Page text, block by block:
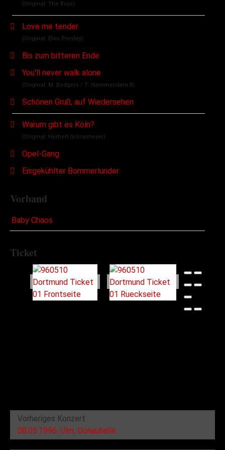
(Original: The Boys)
Love me tender
(Original: Elvis Presley)
Bis zum bitteren Ende
You'll never walk alone
(Original: M: Rodgers / T: Hammerstein II)
Schönen Gruß, auf Wiedersehen
Warum gibt es Köln?
(Original: Herbert Grönemeyer)
Opel-Gang
Eisgekühlter Bommerlunder
Vorband
Baby Chaos
Ticket
Vorheriges Konzert
08.05.1996, Ulm, Donauhalle